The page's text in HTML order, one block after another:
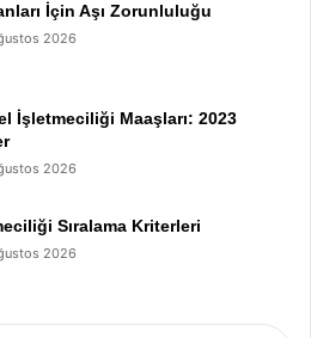
İçin Aşı Zorunluluğu
2026
İşletmeciliği Maaşları: 2023
2026
Sıralama Kriterleri
2026